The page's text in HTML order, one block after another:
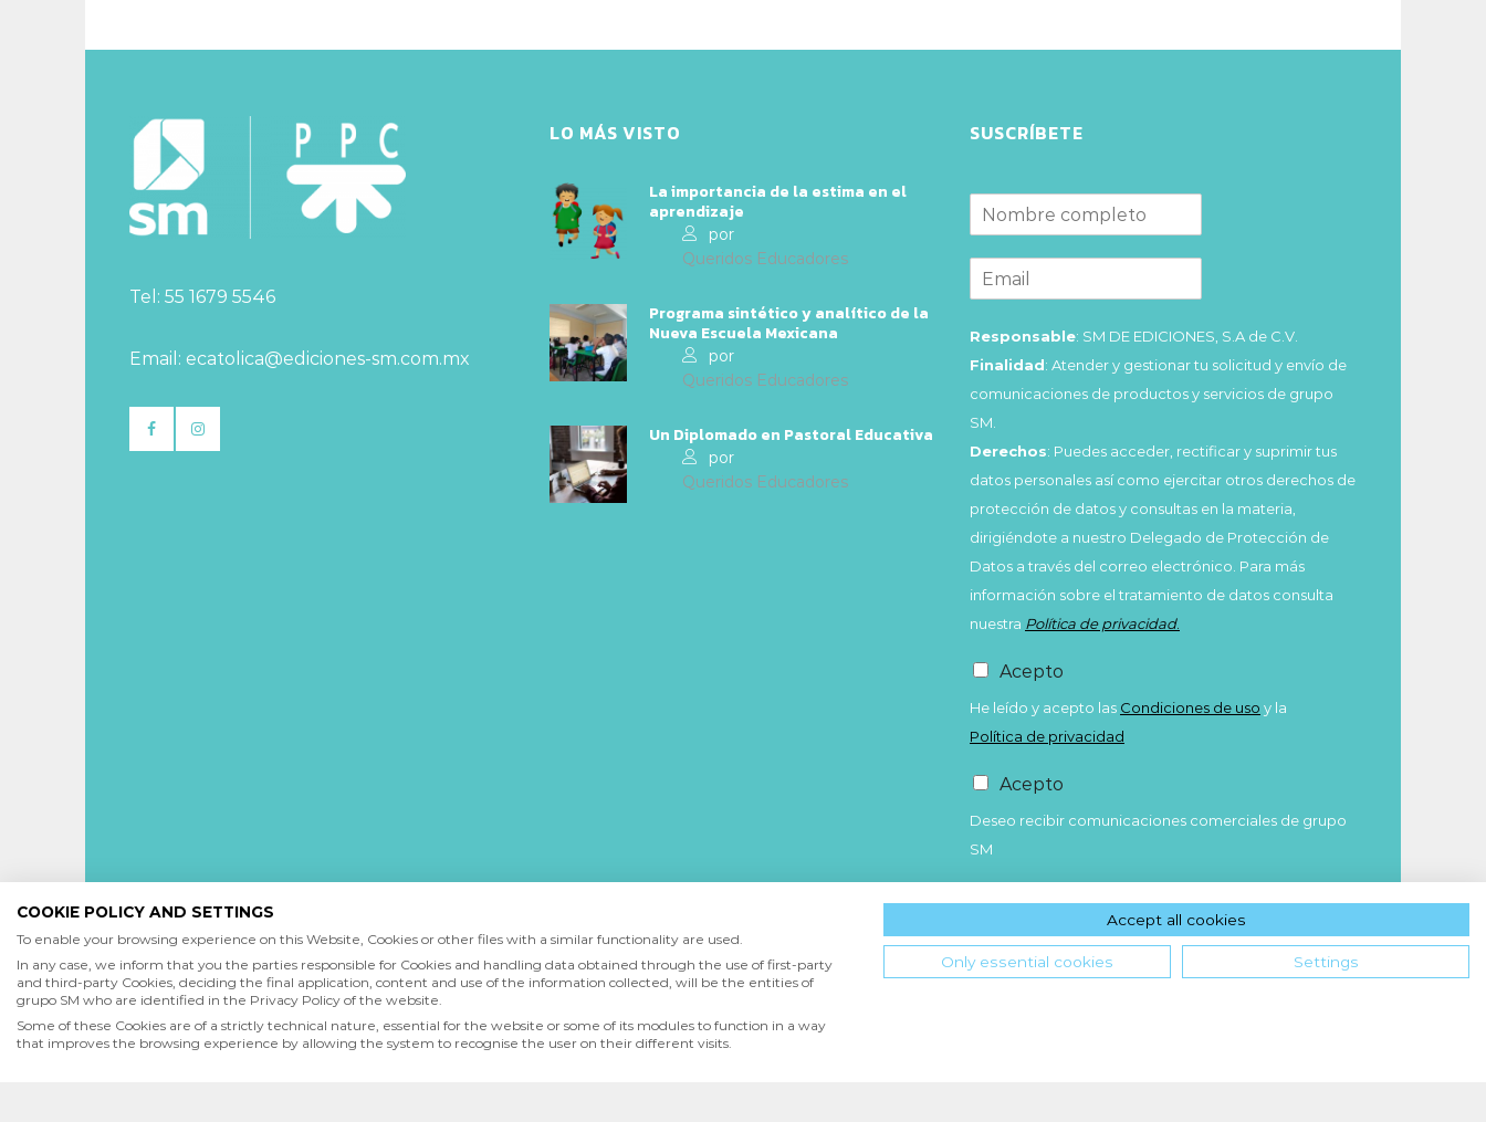
Tel: 55 1679 5546
Email: ecatolica@ediciones-sm.com.mx
LO MÁS VISTO
La importancia de la estima en el
aprendizaje
por
Queridos Educadores
Programa sintético y analítico de la
Nueva Escuela Mexicana
por
Queridos Educadores
Un Diplomado en Pastoral Educativa
por
Queridos Educadores
SUSCRÍBETE
Responsable: SM DE EDICIONES, S.A de C.V.
Finalidad: Atender y gestionar tu solicitud y envío de
comunicaciones de productos y servicios de grupo
SM.
Derechos: Puedes acceder, rectificar y suprimir tus
datos personales así como ejercitar otros derechos de
protección de datos y consultas en la materia,
dirigiéndote a nuestro Delegado de Protección de
Datos a través del correo electrónico. Para más
información sobre el tratamiento de datos consulta
nuestra Política de privacidad.
Acepto
He leído y acepto las Condiciones de uso y la
Política de privacidad
Acepto
Deseo recibir comunicaciones comerciales de grupo
SM
INICIO QUIENES SOMOS POLÍTICA DE PRIVACIDAD CONDICIONES DE USO POLÍTICA DE COOKIES
COOKIE POLICY AND SETTINGS
To enable your browsing experience on this Website, Cookies or other files with a similar functionality are used.
In any case, we inform that you the parties responsible for Cookies and handling data obtained through the use of first-party
and third-party Cookies, deciding the final application, content and use of the information collected, will be the entities of
grupo SM who are identified in the Privacy Policy of the website.
Some of these Cookies are of a strictly technical nature, essential for the website or some of its modules to function in a way
that improves the browsing experience by allowing the system to recognise the user on their different visits.
Accept all cookies
Only essential cookies Settings